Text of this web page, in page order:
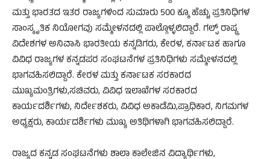
ಮತ್ತು ಭಾರತದ ಇತರ ರಾಜ್ಯಗಳಿಂದ ಸುಮಾರು 500 ಕ್ಕೂ ಹೆಚ್ಚು ಪ್ರತಿನಿಧಿಗಳ
ಸಾಂಸ್ಕೃತಿಕ ನಿಯೋಗವು ಸಮ್ಮೇಳನದಲ್ಲಿ ಪಾಲ್ಗೊಳ್ಳಲಿದ್ದಾರೆ. ಗಲ್ಫ್ ರಾಷ್ಟ್ರ
ವಿದೇಶಗಳ ಅನಿವಾಸಿ ಭಾರತೀಯ ಕನ್ನಡಿಗರು, ಕೇರಳ, ಕರ್ನಾಟಕ ಹಾಗೂ
ವಿವಿಧ ರಾಜ್ಯಗಳ ಕನ್ನಡಪರ ಸಂಘಟನೆಗಳ ಪ್ರತಿನಿಧಿಗಳು ಸಮ್ಮೇಳನದಲ್ಲಿ
ಭಾಗವಹಿಸಲಿದ್ದಾರೆ. ಕೇರಳ ಮತ್ತು ಕರ್ನಾಟಕ ಸರಕಾರದ
ಮುಖ್ಯಮಂತ್ರಿಗಳು,ಸಚಿವರು, ವಿವಿಧ ಇಲಾಖೆಗಳ ಸರಕಾರದ
ಕಾರ್ಯದರ್ಶಿಗಳು, ನಿರ್ದೇಶಕರು, ವಿವಿಧ ಅಕಾಡೆಮಿ,ಪ್ರಾಧಿಕಾರ, ನಿಗಮಗಳ
ಅಧ್ಯಕ್ಷರು, ಕಾರ್ಯದರ್ಶಿಗಳು ಮುಖ್ಯ ಅತಿಥಿಗಳಾಗಿ ಭಾಗವಹಿಸಲಿದ್ದಾರೆ.
ರಾಜ್ಯದ ಕನ್ನಡ ಸಂಘಟನೆಗಳು ಶಾಲಾ ಕಾಲೇಜಿನ ವಿದ್ಯಾರ್ಥಿಗಳು,